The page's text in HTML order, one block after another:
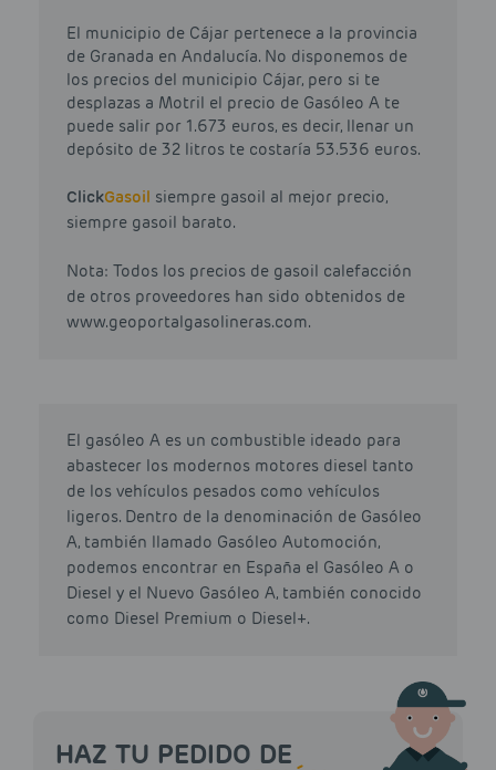
El municipio de Cájar pertenece a la provincia
de Granada en Andalucía. No disponemos de
los precios del municipio Cájar, pero si te
desplazas a Motril el precio de Gasóleo A te
puede salir por 1.673 euros, es decir, llenar un
depósito de 32 litros te costaría 53.536 euros.
ClickGasoil siempre gasoil al mejor precio,
siempre gasoil barato.
Nota: Todos los precios de gasoil calefacción
de otros proveedores han sido obtenidos de
www.geoportalgasolineras.com.
El gasóleo A es un combustible ideado para
abastecer los modernos motores diesel tanto
de los vehículos pesados como vehículos
ligeros. Dentro de la denominación de Gasóleo
A, también llamado Gasóleo Automoción,
podemos encontrar en España el Gasóleo A o
Diesel y el Nuevo Gasóleo A, también conocido
como Diesel Premium o Diesel+.
HAZ TU PEDIDO DE